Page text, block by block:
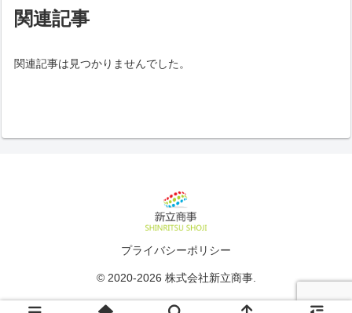
関連記事
関連記事は見つかりませんでした。
プライバシーポリシー
© 2020-2026 株式会社新立商事.